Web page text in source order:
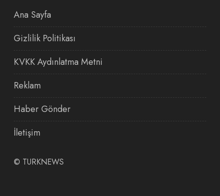
Ana Sayfa
Gizlilik Politikası
KVKK Aydınlatma Metni
Reklam
Haber Gönder
İletişim
© TURKNEWS